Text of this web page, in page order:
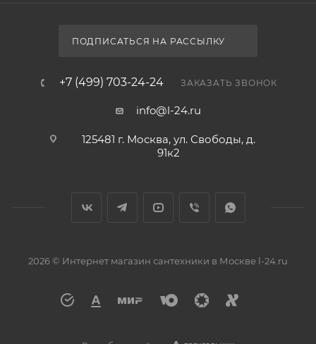
ПОДПИСАТЬСЯ НА РАССЫЛКУ
+7 (499) 703-24-24 ЗАКАЗАТЬ ЗВОНОК
info@l-24.ru
125481 г. Москва, ул. Свободы, д.
91к2
2026 © Интернет магазин сантехники в Москве l-24.ru